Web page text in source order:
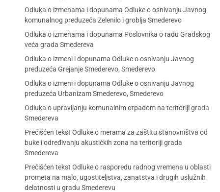
Odluka o izmenama i dopunama Odluke o osnivanju Javnog
komunalnog preduzeća Zelenilo i groblja Smederevo
Odluka o izmenama i dopunama Poslovnika o radu Gradskog
veća grada Smedereva
Odluka o izmeni i dopunama Odluke o osnivanju Javnog
preduzeća Grejanje Smederevo, Smederevo
Odluka o izmeni i dopunama Odluke o osnivanju Javnog
preduzeća Urbanizam Smederevo, Smederevo
Odluka o upravljanju komunalnim otpadom na teritoriji grada
Smedereva
Prečišćen tekst Odluke o merama za zaštitu stanovništva od
buke i određivanju akustičkih zona na teritoriji grada
Smedereva
Prečišćen tekst Odluke o rasporedu radnog vremena u oblasti
prometa na malo, ugostiteljstva, zanatstva i drugih uslužnih
delatnosti u gradu Smederevu